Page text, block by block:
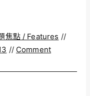
焦點 / Features //
// Comment